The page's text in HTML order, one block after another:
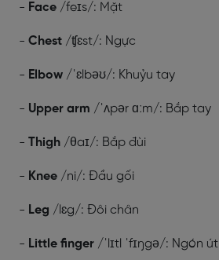
- Face /feɪs/: Mặt
- Chest /ʧɛst/: Ngực
- Elbow /ˈɛlbəʊ/: Khuỷu tay
- Upper arm /ˈʌpər ɑːm/: Bắp tay
- Thigh /θaɪ/: Bắp đùi
- Knee /ni/: Đầu gối
- Leg /lɛg/: Đôi chân
- Little finger /ˈlɪtl ˈfɪŋgə/: Ngón út